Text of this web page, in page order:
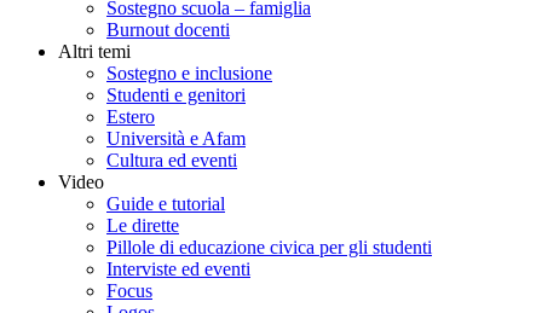
Sostegno scuola – famiglia
Burnout docenti
Altri temi
Sostegno e inclusione
Studenti e genitori
Estero
Università e Afam
Cultura ed eventi
Video
Guide e tutorial
Le dirette
Pillole di educazione civica per gli studenti
Interviste ed eventi
Focus